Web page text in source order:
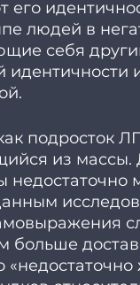
его
людей в
себя
подросток
из массы.
недостаточно
больше